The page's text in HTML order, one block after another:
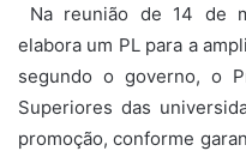
Na reunião de 14 de
elabora um PL para a
segundo o governo, o
Superiores das
promoção, conforme